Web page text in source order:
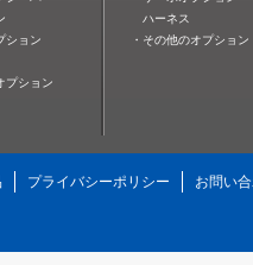
ション
プション
ハーネス
・その他のオプション
プライバシーポリシー お問い